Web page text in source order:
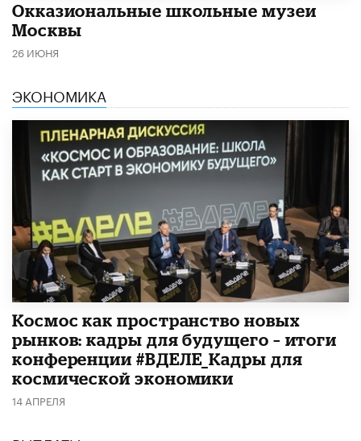
​Окказиональные школьные музеи
Москвы
26 ИЮНЯ
ЭКОНОМИКА
Космос как пространство новых
рынков: кадры для будущего – итоги
конференции #ВДЕЛЕ_Кадры для
космической экономики
14 АПРЕЛЯ